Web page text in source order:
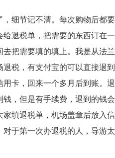
细节记不清。每次购物后都
给退税单，把需要的东西订在一
去把需要填的填上。我是从法
退税，有支付宝的可以直接退
用卡，回来一个多月后到账。
钱，但是有手续费，退到的钱
家填退税单，机场盖章后放入
对于第一次办退税的人，导游